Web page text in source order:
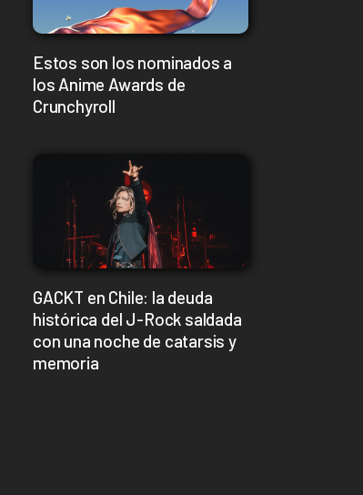
Estos son los nominados a
los Anime Awards de
Crunchyroll
GACKT en Chile: la deuda
histórica del J-Rock saldada
con una noche de catarsis y
memoria